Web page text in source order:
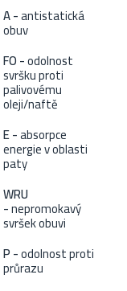
A -antistatická
obuv
FO -odolnost
svršku proti
palivovému
oleji/naftě
E -absorpce
energie v oblasti
paty
WRU
-nepromokavý
svršek obuvi
P -odolnost proti
průrazu